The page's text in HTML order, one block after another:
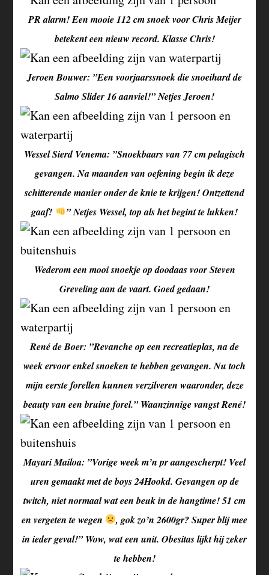
PR alarm! Een mooie 112 cm snoek voor Chris Meijer
betekent een nieuw record. Klasse Chris!
Jeroen Bouwer: ”Een voorjaarssnoek die snoeihard de
Salmo Slider 16 aanviel!” Netjes Jeroen!
Wessel Sierd Venema: ”Snoekbaars van 77 cm pelagisch
gevangen. Na maanden van oefening begin ik deze
schitterende manier onder de knie te krijgen! Ontzettend
gaaf!
” Netjes Wessel, top als het begint te lukken!
Wederom een mooi snoekje op doodaas voor Steven
Greveling aan de vaart. Goed gedaan!
René de Boer: ”Revanche op een recreatieplas, na de
week ervoor enkel snoeken te hebben gevangen. Nu toch
mijn eerste forellen kunnen verzilveren waaronder, deze
beauty van een bruine forel.” Waanzinnige vangst René!
Mayari Mailoa: ”Vorige week m’n pr aangescherpt! Veel
uren gemaakt met de boys 24Hookd. Gevangen op de
twitch, niet normaal wat een beuk in de hangtime! 51 cm
en vergeten te wegen
, gok zo’n 2600gr? Super blij mee
in ieder geval!” Wow, wat een unit. Obesitas lijkt hij zeker
te hebben!